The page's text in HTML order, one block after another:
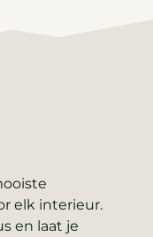
elk interieur.
en laat je